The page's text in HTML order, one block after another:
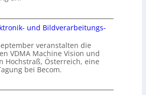
und Bildverarbeitungs-
veranstalten die
VDMA Machine Vision und
Hochstraß, Österreich, eine
bei Becom.